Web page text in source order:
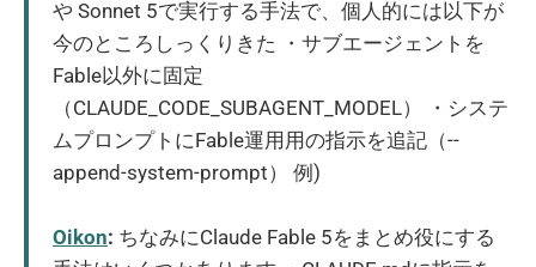
や Sonnet 5で実行する手法で、個人的には以下が
今のところしっくりきた ・サブエージェントを
Fable以外に固定
（CLAUDE_CODE_SUBAGENT_MODEL） ・システ
ムプロンプトにFable運用用の指示を追記（--
append-system-prompt） 例)
Oikon: ちなみにClaude Fable 5をまとめ役にする